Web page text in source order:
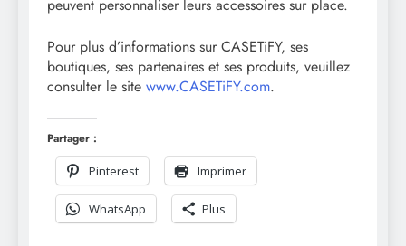
peuvent personnaliser leurs accessoires sur place.
Pour plus d’informations sur CASETiFY, ses
boutiques, ses partenaires et ses produits, veuillez
consulter le site www.CASETiFY.com.
Partager :
Pinterest
Imprimer
WhatsApp Plus